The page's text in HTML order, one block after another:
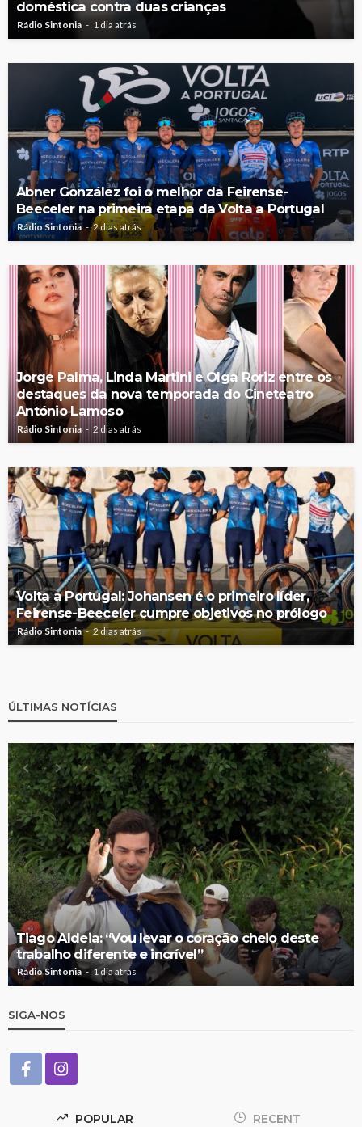
doméstica contra duas crianças
Rádio Sintonia 1 dia atrás
Abner González foi o melhor da Feirense-
Beeceler na primeira etapa da Volta a Portugal
Rádio Sintonia 2 dias atrás
Jorge Palma, Linda Martini e Olga Roriz entre os
destaques da nova temporada do Cineteatro
António Lamoso
Rádio Sintonia 2 dias atrás
Volta a Portugal: Johansen é o primeiro líder,
Feirense-Beeceler cumpre objetivos no prólogo
Rádio Sintonia 2 dias atrás
ÚLTIMAS NOTÍCIAS
Tiago Aldeia: “Vou levar o coração cheio deste
trabalho diferente e incrível”
Rádio Sintonia 1 dia atrás
SIGA-NOS
POPULAR RECENT